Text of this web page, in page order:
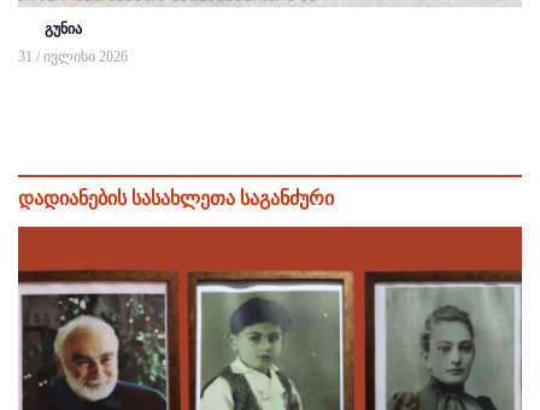
გუნია
31 / ივლისი 2026
დადიანების სასახლეთა საგანძური